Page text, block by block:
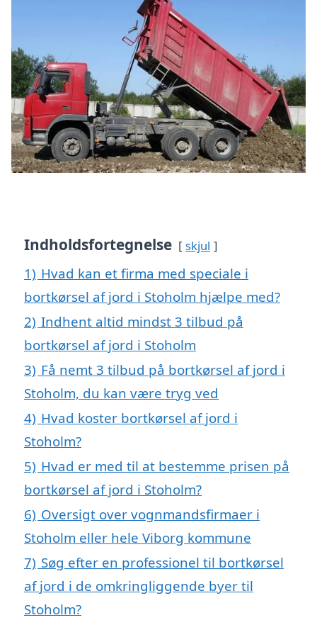
Indholdsfortegnelse skjul
1) Hvad kan et firma med speciale i
bortkørsel af jord i Stoholm hjælpe med?
2) Indhent altid mindst 3 tilbud på
bortkørsel af jord i Stoholm
3) Få nemt 3 tilbud på bortkørsel af jord i
Stoholm, du kan være tryg ved
4) Hvad koster bortkørsel af jord i
Stoholm?
5) Hvad er med til at bestemme prisen på
bortkørsel af jord i Stoholm?
6) Oversigt over vognmandsfirmaer i
Stoholm eller hele Viborg kommune
7) Søg efter en professionel til bortkørsel
af jord i de omkringliggende byer til
Stoholm?